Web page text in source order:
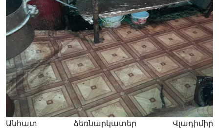
Անհատ ձեռնարկատեր Վլադիմիր